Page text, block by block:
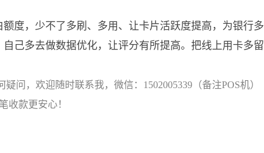
度，少不了多刷、多用、让卡片活跃度提高，为银行多
己多去做数据优化，让评分有所提高。把线上用卡多留
疑问，欢迎随时联系我，微信：1502005339（备注POS机）
收款更安心！